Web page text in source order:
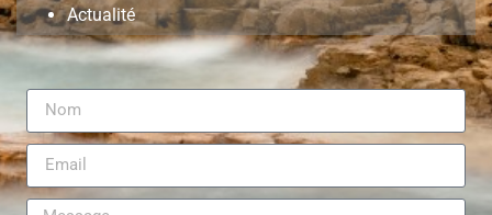
Actualité